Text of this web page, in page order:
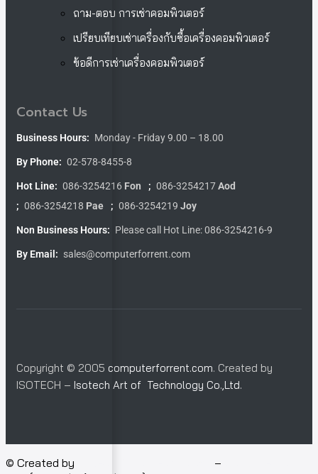
ถาม-ตอบ การเช่าคอมพิวเตอร์
เปรียบเทียบเช่าเครื่องกับซื้อเครื่องคอมพิวเตอร์
ข้อดีการเช่าเครื่องคอมพิวเตอร์
Contact Us
Business Hours: Monday - Friday 9.00 – 18.00
By Phone: 02-578-8455-8
Hot Line: 086-3254216 Fon ; 086-3254217Aod
; 086-3254218 Pae ; 086-3254219 Joy
Non Business Hours: Please call Hot Line: 086-3254216-9
By Email: sales@computerforrent.com
Copyright © 2005 computerforrent.com. Created by
ISOTECH – Isotech Art of Technology Co.,Ltd.
© Created by –